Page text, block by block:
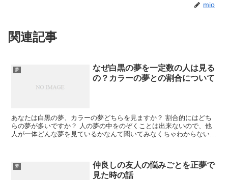
mio
関連記事
夢
なぜ白黒の夢を一定数の人は見る
の？カラーの夢との割合について
あなたは白黒の夢、カラーの夢どちらを見ますか？ 割合的にはどち
らの夢が多いですか？ 人の夢の中をのぞくことは出来ないので、他
人が一体どんな夢を見ているかなんて聞いてみなくちゃわからないも
夢
仲良しの友人の悩みごとを正夢で
見た時の話